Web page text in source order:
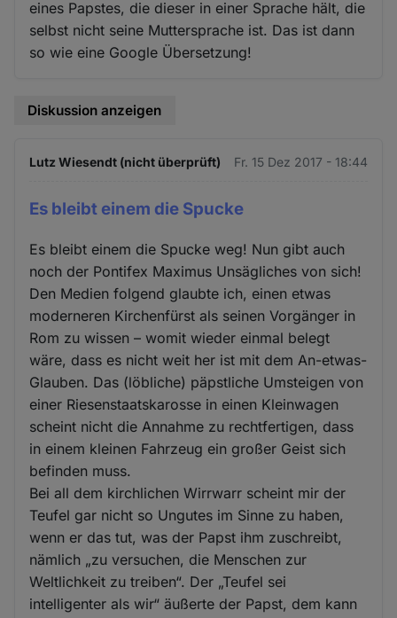
eines Papstes, die dieser in einer Sprache hält, die
selbst nicht seine Muttersprache ist. Das ist dann
so wie eine Google Übersetzung!
Diskussion anzeigen
Lutz Wiesendt (nicht überprüft) Fr. 15 Dez 2017 - 18:44
Es bleibt einem die Spucke
Es bleibt einem die Spucke weg! Nun gibt auch
noch der Pontifex Maximus Unsägliches von sich!
Den Medien folgend glaubte ich, einen etwas
moderneren Kirchenfürst als seinen Vorgänger in
Rom zu wissen – womit wieder einmal belegt
wäre, dass es nicht weit her ist mit dem An-etwas-
Glauben. Das (löbliche) päpstliche Umsteigen von
einer Riesenstaatskarosse in einen Kleinwagen
scheint nicht die Annahme zu rechtfertigen, dass
in einem kleinen Fahrzeug ein großer Geist sich
befinden muss.
Bei all dem kirchlichen Wirrwarr scheint mir der
Teufel gar nicht so Ungutes im Sinne zu haben,
wenn er das tut, was der Papst ihm zuschreibt,
nämlich „zu versuchen, die Menschen zur
Weltlichkeit zu treiben“. Der „Teufel sei
intelligenter als wir“ äußerte der Papst, dem kann